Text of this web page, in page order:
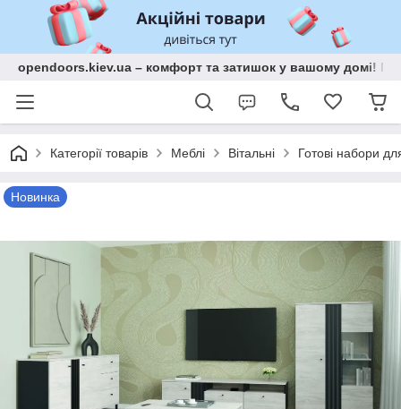
opendoors.kiev.ua – комфорт та затишок у вашому домі!
Категорії товарів Меблі Вітальні Готові набори
Новинка